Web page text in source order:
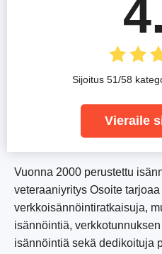
Vuonna 2000 perustettu
veteraaniyritys Osoite
verkkoisännöintiratkaisuja,
isännöintiä,
isännöintiä sekä dedikoituja
Sijoitus 51/58
Vieraile